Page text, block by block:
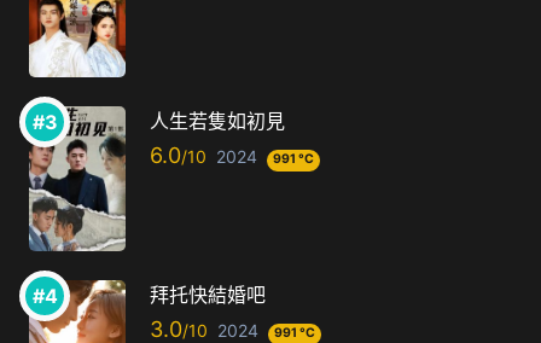
人生若隻如初見
6.0 2024 991 °C
拜托快結婚吧
3.0 2024 991 °C